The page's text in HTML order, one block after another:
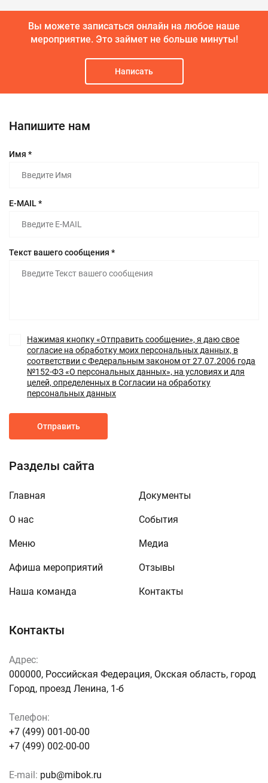
Вы можете записаться онлайн на любое наше
мероприятие.Это займет не больше минуты!
Написать
Контакты
Адрес:
000000, Российская Федерация, Окская область, город
Город, проезд Ленина, 1-б
Телефон:
+7 (499) 001-00-00
+7 (499) 002-00-00
E-mail: pub@mibok.ru
Разделы сайта
Главная
О нас
Меню
Афиша мероприятий
Наша команда
Документы
События
Медиа
Отзывы
Контакты
Напишите нам
Имя *
E-MAIL *
Текст вашего сообщения *
Нажимая кнопку «Отправить сообщение», я даю свое
согласие на обработку моих персональных данных, в
соответствии с Федеральным законом от 27.07.2006 года
№152-ФЗ «О персональных данных», на условиях и для
целей, определенных в Согласии на обработку
персональных данных
Отправить